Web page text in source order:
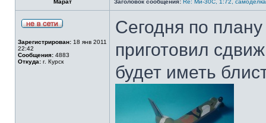
Марат Заголовок сообщения: Re: Ми-30С, 1:72, самоделка
Зарегистрирован: 18 янв 2011
22:42
Сообщения: 4883
Откуда: г. Курск
Сегодня по
приготовил
будет иметь